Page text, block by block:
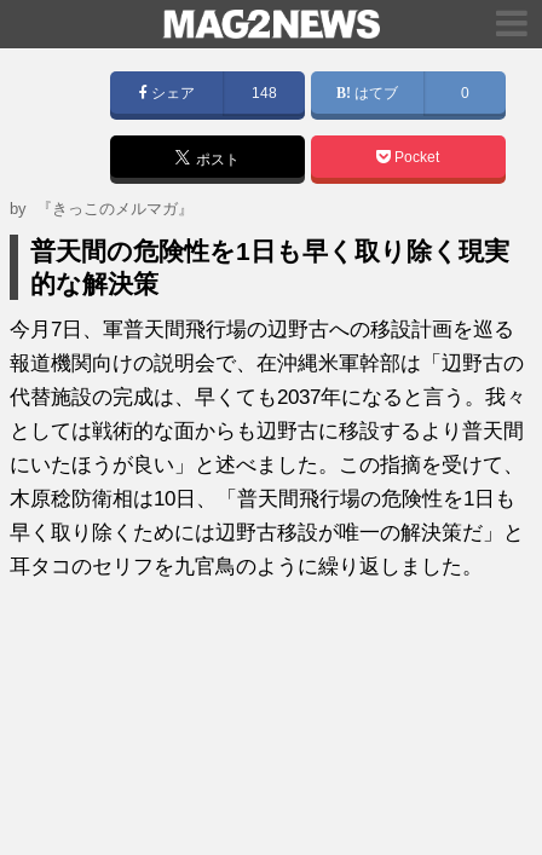
シェア 148 はてブ 0
ポスト Pocket
by 『きっこのメルマガ』
普天間の危険性を1日も早く取り除く現実
的な解決策
今月7日、軍普天間飛行場の辺野古への移設計画を巡る
報道機関向けの説明会で、在沖縄米軍幹部は「辺野古の
代替施設の完成は、早くても2037年になると言う。我々
としては戦術的な面からも辺野古に移設するより普天間
にいたほうが良い」と述べました。この指摘を受けて、
木原稔防衛相は10日、「普天間飛行場の危険性を1日も
早く取り除くためには辺野古移設が唯一の解決策だ」と
耳タコのセリフを九官鳥のように繰り返しました。